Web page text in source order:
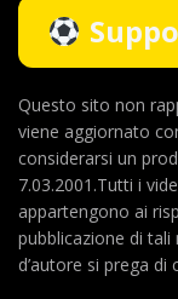
Questo sito non
viene aggiornato
considerarsi un
7.03.2001.Tutti i
appartengono ai
pubblicazione di
d’autore si prega